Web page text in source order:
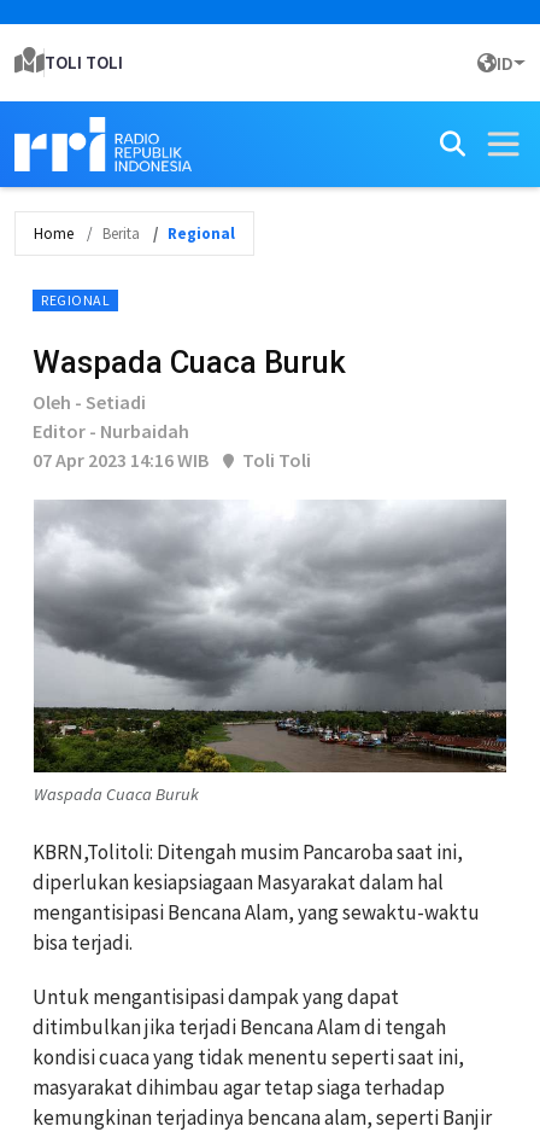
TOLI TOLI ID
Home Berita Regional
REGIONAL
Waspada Cuaca Buruk
Oleh - Setiadi
Editor - Nurbaidah
07 Apr 2023 14:16 WIB
Toli Toli
Waspada Cuaca Buruk
KBRN,Tolitoli: Ditengah musim Pancaroba saat ini,
diperlukan kesiapsiagaan Masyarakat dalam hal
mengantisipasi Bencana Alam, yang sewaktu-waktu
bisa terjadi.
Untuk mengantisipasi dampak yang dapat
ditimbulkan jika terjadi Bencana Alam di tengah
kondisi cuaca yang tidak menentu seperti saat ini,
masyarakat dihimbau agar tetap siaga terhadap
kemungkinan terjadinya bencana alam, seperti Banjir